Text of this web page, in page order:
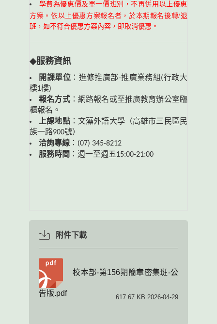
學費為優惠價及單一價班別，不再併用以上優惠
方案。依以上優惠方案報名者，於本期報名後轉/退
班，如不符合優惠方案內容，即取消優惠。
◆服務資訊
開課單位 ：進修推廣部-推廣業務組(行政大
樓1樓)
報名方式：網路報名或至推廣教育辦公室臨
櫃報名。
上課地點：文藻外語大學（高雄市三民區民
族一路900號）
洽詢專線 ：(07) 345-8212
服務時間 ：週一至週五15:00-21:00
附件下載
校本部-第156期簡章密集班-公
告版.pdf 617.67 KB 2026-04-29